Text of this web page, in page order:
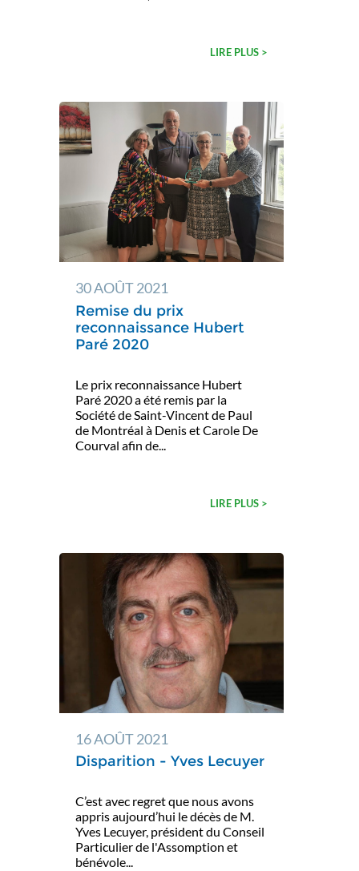
LIRE PLUS >
30 AOÛT 2021
Remise du prix
reconnaissance Hubert
Paré 2020
Le prix reconnaissance Hubert
Paré 2020 a été remis par la
Société de Saint-Vincent de Paul
de Montréal à Denis et Carole De
Courval afin de...
LIRE PLUS >
16 AOÛT 2021
Disparition - Yves Lecuyer
C’est avec regret que nous avons
appris aujourd’hui le décès de M.
Yves Lecuyer, président du Conseil
Particulier de l'Assomption et
bénévole...